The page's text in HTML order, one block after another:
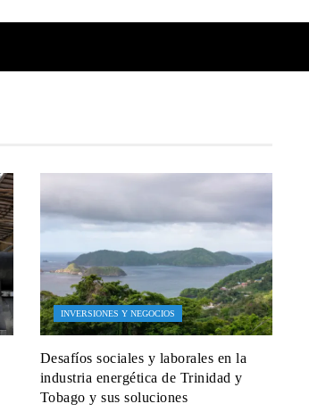
INVERSIONES Y NEGOCIOS
Desafíos sociales y laborales en la
industria energética de Trinidad y
Tobago y sus soluciones